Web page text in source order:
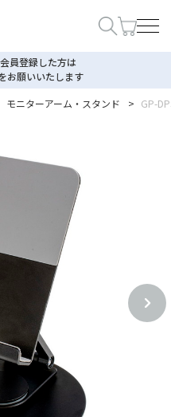
員登録した方は
お願いいたします
モニターアーム・スタンド > GP-